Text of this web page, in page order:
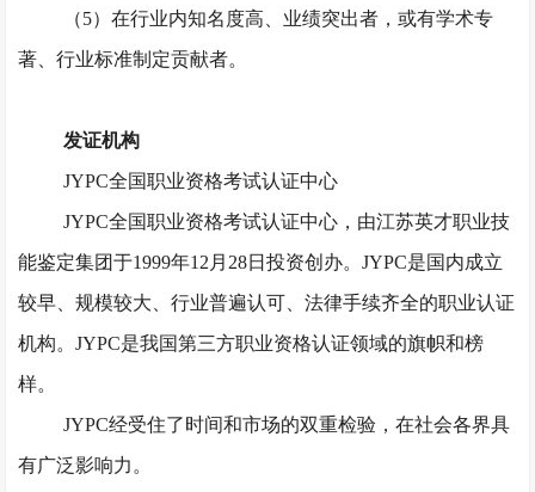
（5）在行业内知名度高、业绩突出者，或有学术专
著、行业标准制定贡献者。
发证机构
JYPC全国职业资格考试认证中心
JYPC全国职业资格考试认证中心，由江苏英才职业技
能鉴定集团于1999年12月28日投资创办。JYPC是国内成立
较早、规模较大、行业普遍认可、法律手续齐全的职业认证
机构。JYPC是我国第三方职业资格认证领域的旗帜和榜
样。
JYPC经受住了时间和市场的双重检验，在社会各界具
有广泛影响力。